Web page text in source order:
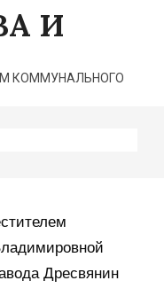
И
КОММУНАЛЬНОГО
Дресвянин